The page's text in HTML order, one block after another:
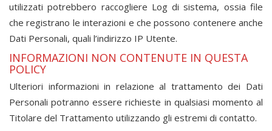
utilizzati potrebbero raccogliere Log di sistema, ossia file
che registrano le interazioni e che possono contenere anche
Dati Personali, quali l’indirizzo IP Utente.
INFORMAZIONI NON CONTENUTE IN QUESTA
POLICY
Ulteriori informazioni in relazione al trattamento dei Dati
Personali potranno essere richieste in qualsiasi momento al
Titolare del Trattamento utilizzando gli estremi di contatto.